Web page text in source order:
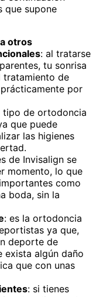
que supone
otros
: al tratarse
tu sonrisa
tratamiento de
por
tipo de ortodoncia
que puede
las higienes
de Invisalign se
momento, lo que
como
boda, sin la
: es la ortodoncia
ya que,
deporte de
exista algún daño
que con unas
: si tienes